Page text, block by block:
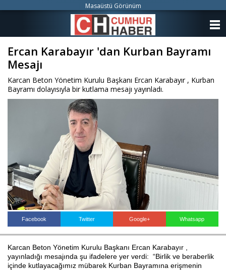
Ercan Karabayır 'dan Kurban Bayramı
Mesajı
Karcan Beton Yönetim Kurulu Başkanı Ercan Karabayır , Kurban
Bayramı dolayısıyla bir kutlama mesajı yayınladı.
Facebook Twitter Google+ Whatsapp
Karcan Beton Yönetim Kurulu Başkanı Ercan Karabayır ,
yayınladığı mesajında şu ifadelere yer verdi: “Birlik ve beraberlik
içinde kutlayacağımız mübarek Kurban Bayramına erişmenin
Masaüstü Görünüm
KATEGORİLER
KÜNYE
Haberin Doğru Adresi.